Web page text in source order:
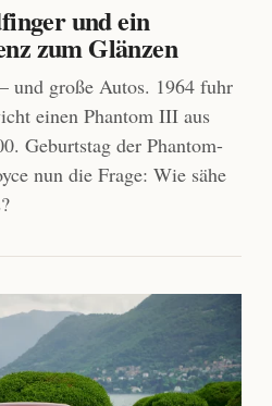
und ein
zum Glänzen
und große Autos. 1964 fuhr
einen Phantom III aus
Geburtstag der Phantom-
nun die Frage: Wie sähe